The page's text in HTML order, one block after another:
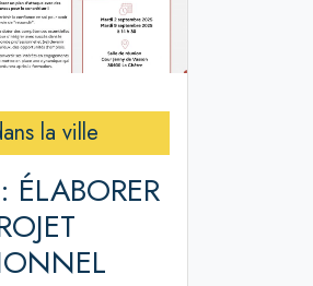
la ville